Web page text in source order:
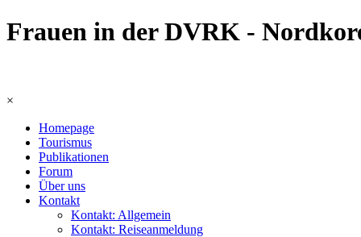
Frauen in der DVRK -
×
Homepage
Tourismus
Publikationen
Forum
Über uns
Kontakt
Kontakt: Allgemein
Kontakt: Reiseanmeldung